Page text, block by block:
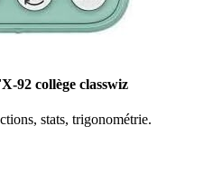
92 collège classwiz
stats, trigonométrie.